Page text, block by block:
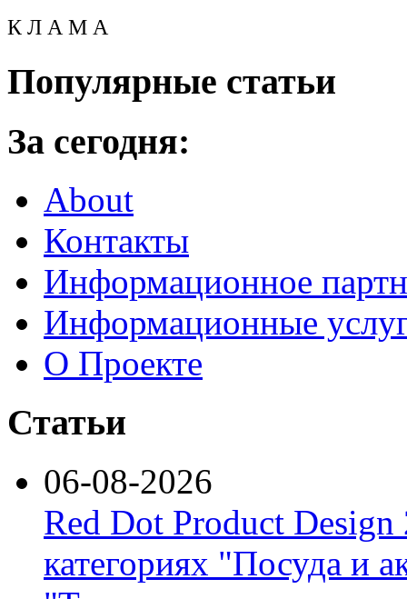
К Л А М А
Популярные статьи
За сегодня:
About
Контакты
Информационное
Информационные
О Проекте
Статьи
06-08-2026
Red Dot Product Design
категориях "Посуда и